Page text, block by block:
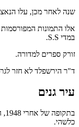
שנה לאחר מכן, עלו
אלו התמונות
במדי S.S.
זורק ספרים למדורה.
ד"ר הירשפלד לא חזר
עיר גנים
כלשהי.